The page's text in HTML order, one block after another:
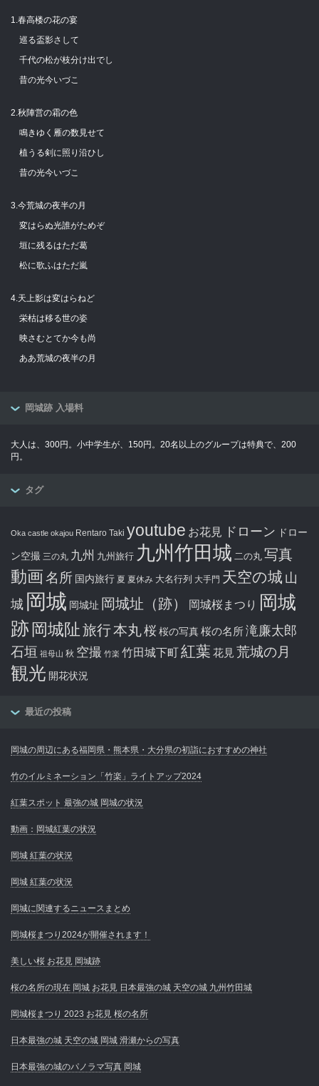
1.春高楼の花の宴
巡る盃影さして
千代の松が枝分け出でし
昔の光今いづこ
2.秋陣営の霜の色
鳴きゆく雁の数見せて
植うる剣に照り沿ひし
昔の光今いづこ
3.今荒城の夜半の月
変はらぬ光誰がためぞ
垣に残るはただ葛
松に歌ふはただ嵐
4.天上影は変はらねど
栄枯は移る世の姿
映さむとてか今も尚
ああ荒城の夜半の月
岡城跡 入場料
大人は、300円。小中学生が、150円。20名以上のグループは特典で、200
円。
タグ
Oka castle okajou Rentaro Taki youtube お花見 ドローン ドロー
ン空撮 三の丸 九州 九州旅行 九州竹田城 二の丸 写真
動画名所 国内旅行 夏 夏休み 大名行列 大手門 天空の城 山
城 岡城 岡城址 岡城址（跡） 岡城桜まつり
岡城
跡 岡城阯旅行本丸桜桜の写真桜の名所滝廉太郎
石垣 祖母山 秋 空撮 竹楽 竹田城下町紅葉 花見 荒城の月
観光 開花状況
最近の投稿
岡城の周辺にある福岡県・熊本県・大分県の初詣におすすめの神社
竹のイルミネーション「竹楽」ライトアップ2024
紅葉スポット 最強の城 岡城の状況
動画：岡城紅葉の状況
岡城 紅葉の状況
岡城 紅葉の状況
岡城に関連するニュースまとめ
岡城桜まつり2024が開催されます！
美しい桜 お花見 岡城跡
桜の名所の現在 岡城 お花見 日本最強の城 天空の城 九州竹田城
岡城桜まつり 2023 お花見 桜の名所
日本最強の城 天空の城 岡城 滑瀬からの写真
日本最強の城のパノラマ写真 岡城